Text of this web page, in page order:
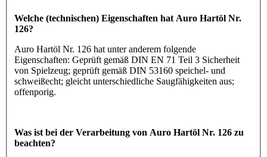
Welche (technischen) Eigenschaften hat Auro Hartöl Nr.
126?
Auro Hartöl Nr. 126 hat unter anderem folgende
Eigenschaften: Geprüft gemäß DIN EN 71 Teil 3 Sicherheit
von Spielzeug; geprüft gemäß DIN 53160 speichel- und
schweißecht; gleicht unterschiedliche Saugfähigkeiten aus;
offenporig.
Was ist bei der Verarbeitung von Auro Hartöl Nr. 126 zu
beachten?